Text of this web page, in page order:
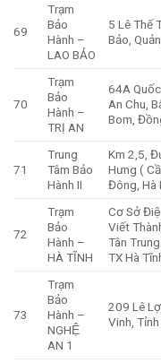
69
Trạm
Bảo
Hành –
LAO BẢO
5 Lê Thế
Bảo,
70
Trạm
Bảo
Hành –
TRỊ AN
64A
An Chu,
Bom,
71
Trung
Tâm Bảo
Hành II
Km 2,5,
Hưng (
Đông, Hà
72
Trạm
Bảo
Hành –
HÀ TĨNH
Cơ Sở
Viết
Tân
TX Hà
73
Trạm
Bảo
Hành –
NGHỆ
AN 1
209 Lê
Vinh,